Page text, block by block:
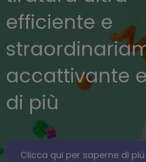
efficiente e
accattivante
di più
Clicca qui per saperne di più